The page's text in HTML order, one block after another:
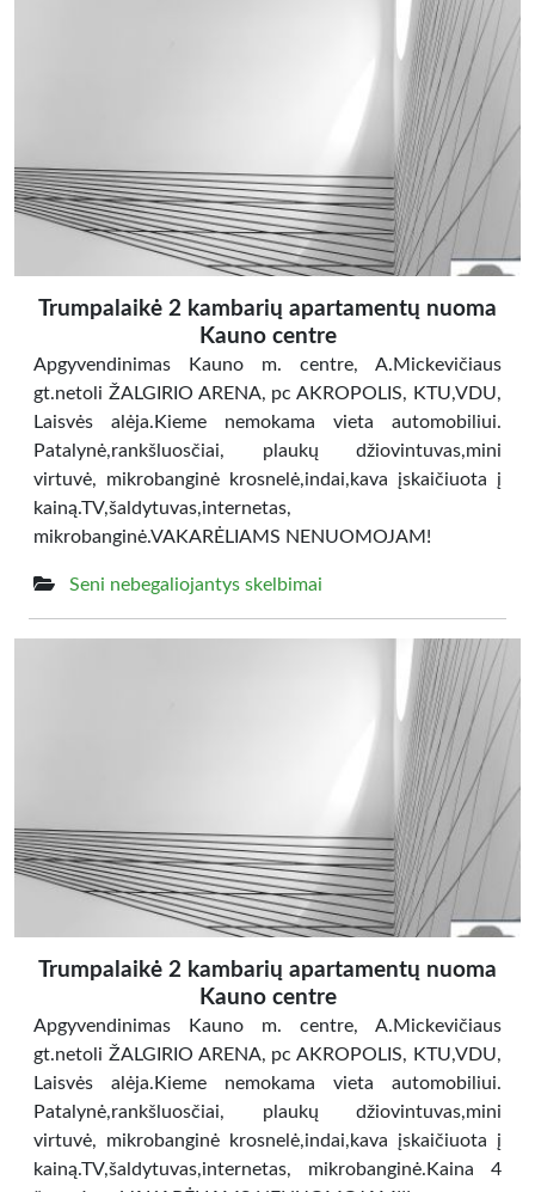
Trumpalaikė 2 kambarių apartamentų nuoma
Kauno centre
Apgyvendinimas Kauno m. centre, A.Mickevičiaus
gt.netoli ŽALGIRIO ARENA, pc AKROPOLIS, KTU,VDU,
Laisvės alėja.Kieme nemokama vieta automobiliui.
Patalynė,rankšluosčiai, plaukų džiovintuvas,mini
virtuvė, mikrobanginė krosnelė,indai,kava įskaičiuota į
kainą.TV,šaldytuvas,internetas,
mikrobanginė.VAKARĖLIAMS NENUOMOJAM!
Seni nebegaliojantys skelbimai
Trumpalaikė 2 kambarių apartamentų nuoma
Kauno centre
Apgyvendinimas Kauno m. centre, A.Mickevičiaus
gt.netoli ŽALGIRIO ARENA, pc AKROPOLIS, KTU,VDU,
Laisvės alėja.Kieme nemokama vieta automobiliui.
Patalynė,rankšluosčiai, plaukų džiovintuvas,mini
virtuvė, mikrobanginė krosnelė,indai,kava įskaičiuota į
kainą.TV,šaldytuvas,internetas, mikrobanginė.Kaina 4